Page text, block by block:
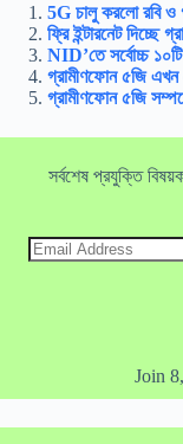
5G চালু করলো রবি ও
ফ্রি ইন্টারনেট দিচ্ছে
NID’তে সর্বোচ্চ
গ্রামীণফোন ৫জি এখন
গ্রামীণফোন ৫জি
সর্বশেষ প্রযুক্তি
Email
Address
Join